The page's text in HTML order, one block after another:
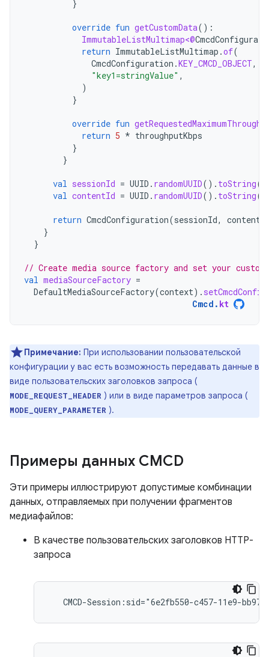
}
override fun getCustomData():
ImmutableListMultimap<@
return ImmutableListMultimap .of(
CmcdConfiguration .KEY_CMCD_OBJECT,
"key1=stringValue" ,
)
}
override fun
return 5 * throughputKbps
}
}
val sessionId = UUID . randomUUID(). toString()
val contentId = UUID . randomUUID(). toString()
return CmcdConfiguration(sessionId,
}
}
// Create media source factory and set your custom
val mediaSourceFactory =
DefaultMediaSourceFactory(context).
Cmcd . kt
Примечание: При использовании пользовательской
конфигурации у вас есть возможность передавать данные в
виде пользовательских заголовков запроса (
MODE_REQUEST_HEADER ) или в виде параметров запроса (
MODE_QUERY_PARAMETER ).
Примеры данных CMCD
Эти примеры иллюстрируют допустимые комбинации
данных, отправляемых при получении фрагментов
медиафайлов:
В качестве пользовательских заголовков HTTP-
запроса